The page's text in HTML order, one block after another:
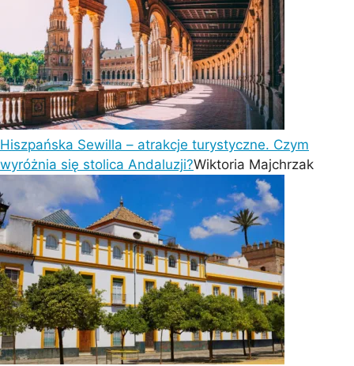
Hiszpańska Sewilla – atrakcje turystyczne. Czym
wyróżnia się stolica Andaluzji?Wiktoria Majchrzak